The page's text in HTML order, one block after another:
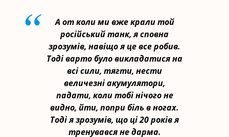
А от коли ми вже крали той
російський танк, я сповна
зрозумів, навіщо я це все робив.
Тоді варто було викладатися на
всі сили, тягти, нести
величезні акумулятори,
падати, коли тобі нічого не
видно, йти, попри біль в ногах.
Тоді я зрозумів, що ці 20 років я
тренувався не дарма.